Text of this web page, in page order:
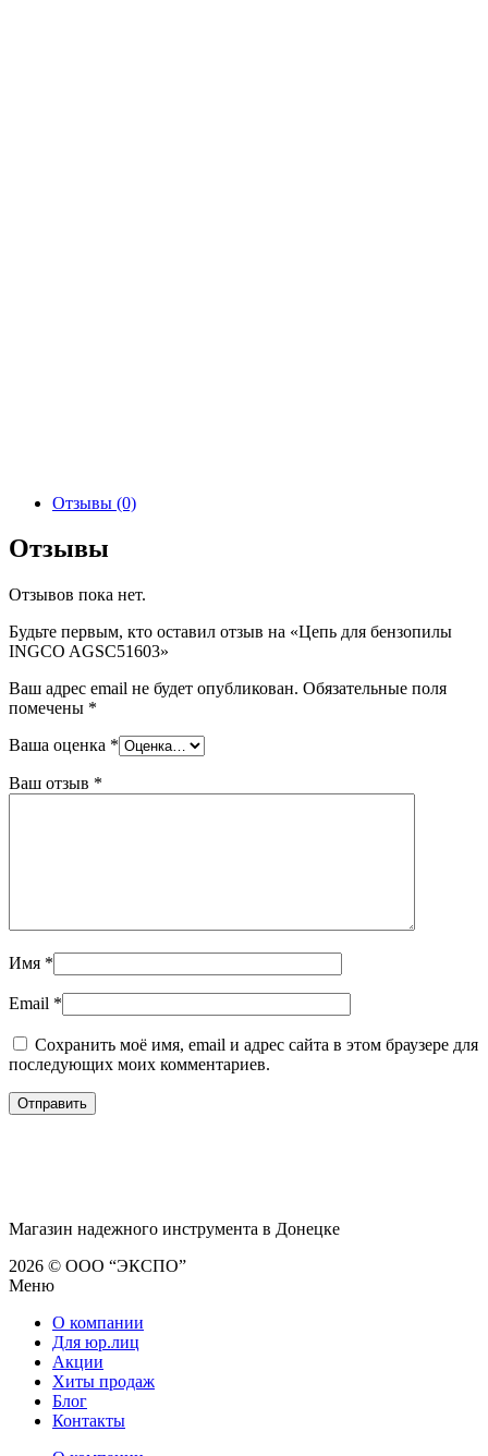
Отзывы (0)
Отзывы
Отзывов пока нет.
Будьте первым, кто оставил отзыв на «Цепь для бензопилы
INGCO AGSC51603»
Ваш адрес email не будет опубликован. Обязательные поля
помечены *
Ваша оценка *
Ваш отзыв *
Имя *
Email *
Сохранить моё имя, email и адрес сайта в этом браузере для
последующих моих комментариев.
Магазин надежного инструмента в Донецке
2026 © ООО “ЭКСПО”
Меню
О компании
Для юр.лиц
Акции
Хиты продаж
Блог
Контакты